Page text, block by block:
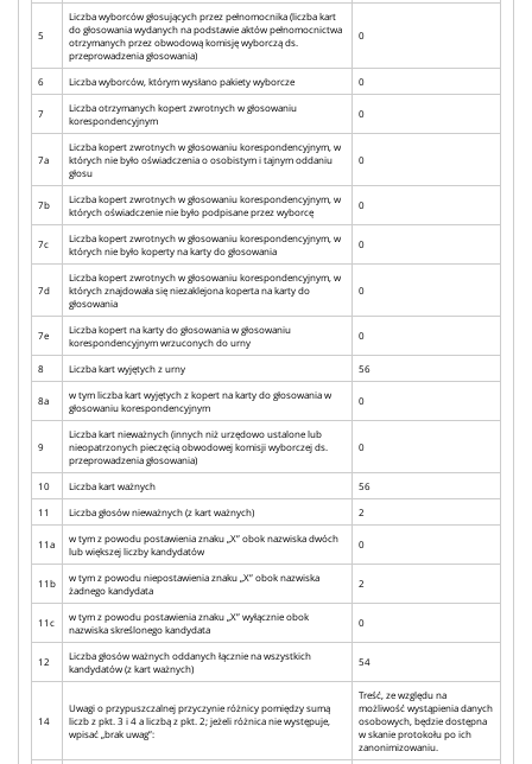
5
Liczba wyborców głosujących przez pełnomocnika (liczba kart
do głosowania wydanych na podstawie aktów pełnomocnictwa
otrzymanych przez obwodową komisję wyborczą ds.
przeprowadzenia głosowania)
0
6 Liczba wyborców, którym wysłano pakiety wyborcze 0
7
Liczba otrzymanych kopert zwrotnych w głosowaniu
korespondencyjnym
0
7a
Liczba kopert zwrotnych w głosowaniu korespondencyjnym, w
których nie było oświadczenia o osobistym i tajnym oddaniu
głosu
0
7b
Liczba kopert zwrotnych w głosowaniu korespondencyjnym, w
których oświadczenie nie było podpisane przez wyborcę
0
7c
Liczba kopert zwrotnych w głosowaniu korespondencyjnym, w
których nie było koperty na karty do głosowania
0
7d
Liczba kopert zwrotnych w głosowaniu korespondencyjnym, w
których znajdowała się niezaklejona koperta na karty do
głosowania
0
7e
Liczba kopert na karty do głosowania w głosowaniu
korespondencyjnym wrzuconych do urny
0
8 Liczba kart wyjętych z urny 56
8a
w tym liczba kart wyjętych z kopert na karty do głosowania w
głosowaniu korespondencyjnym
0
9
Liczba kart nieważnych (innych niż urzędowo ustalone lub
nieopatrzonych pieczęcią obwodowej komisji wyborczej ds.
przeprowadzenia głosowania)
0
10 Liczba kart ważnych
56
11
Liczba głosów nieważnych (z kart ważnych) 2
11a
w tym z powodu postawienia znaku „X” obok nazwiska dwóch
lub większej liczby kandydatów
0
11b
w tym z powodu niepostawienia znaku „X” obok nazwiska
żadnego kandydata
2
11c
w tym z powodu postawienia znaku „X” wyłącznie obok
nazwiska skreślonego kandydata
0
12
Liczba głosów ważnych oddanych łącznie na wszystkich
kandydatów (z kart ważnych)
54
14
Uwagi o przypuszczalnej przyczynie różnicy pomiędzy sumą
liczb z pkt. 3 i 4 a liczbą z pkt. 2; jeżeli różnica nie występuje,
wpisać „brak uwag”:
Treść, ze względu na
możliwość wystąpienia danych
osobowych, będzie dostępna
w skanie protokołu po ich
zanonimizowaniu.